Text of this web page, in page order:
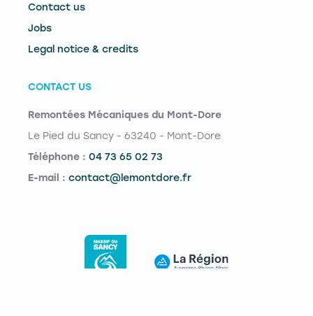
Contact us
Jobs
Legal notice & credits
CONTACT US
Remontées Mécaniques du Mont-Dore
Le Pied du Sancy - 63240 - Mont-Dore
Téléphone : 04 73 65 02 73
E-mail : contact@lemontdore.fr